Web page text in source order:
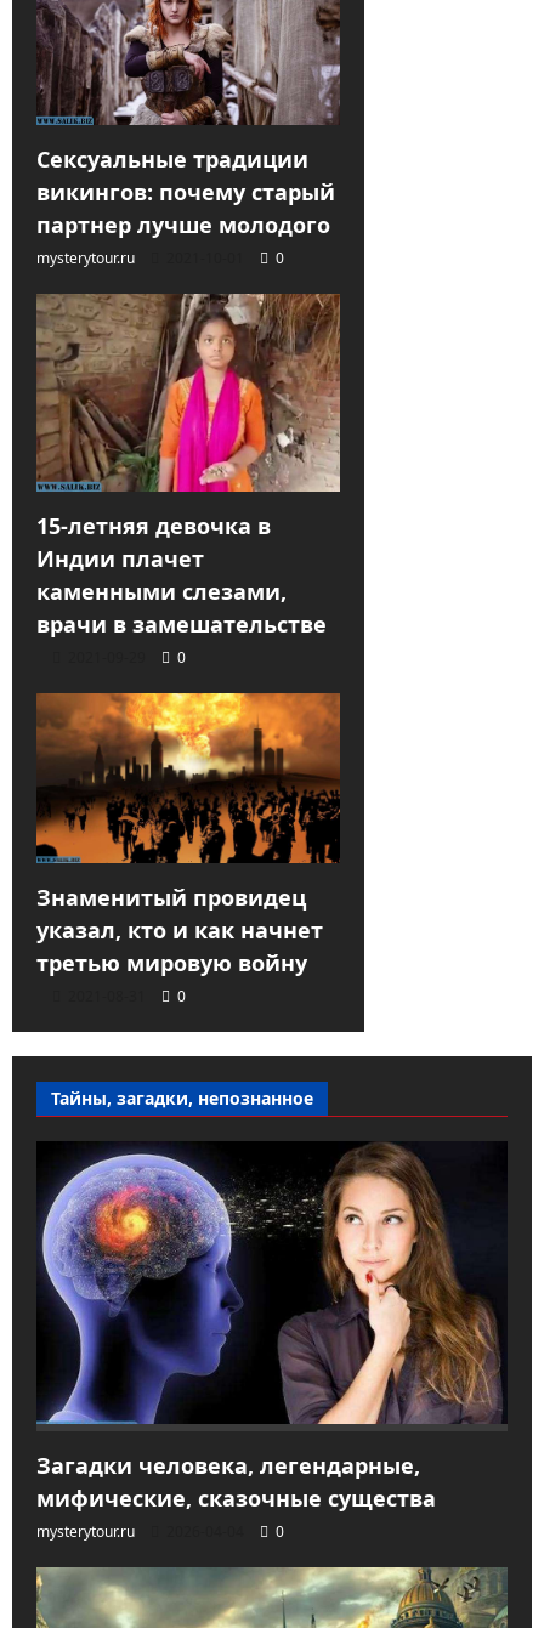
Сексуальные традиции
викингов: почему старый
партнер лучше молодого
mysterytour.ru 0
15-летняя девочка в
Индии плачет
каменными слезами,
врачи в замешательстве
0
Знаменитый провидец
указал, кто и как начнет
третью мировую войну
0
Тайны, загадки, непознанное
Загадки человека, легендарные,
мифические, сказочные существа
mysterytour.ru 0